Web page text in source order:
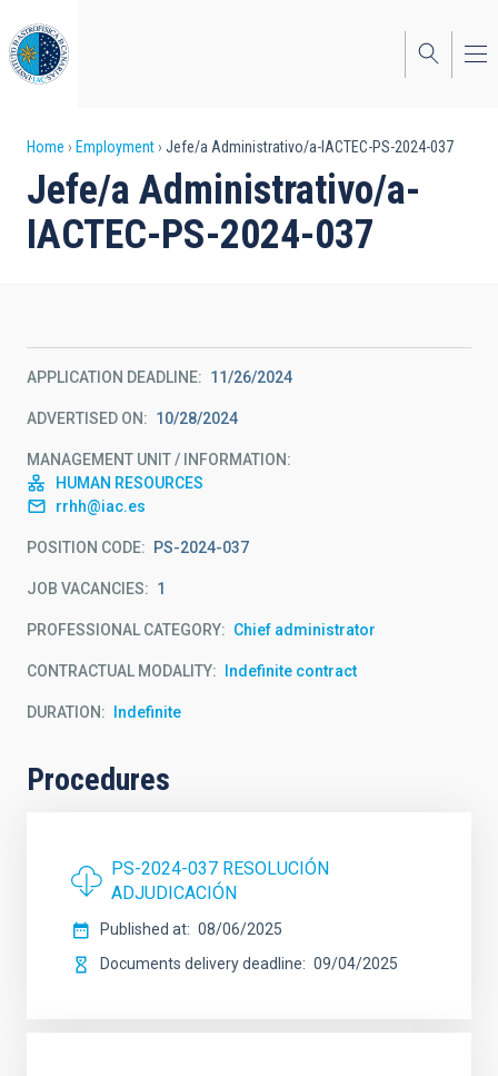
to
main
content
Breadcrumb
Home Employment Jefe/a Administrativo/a-IACTEC-PS-2024-037
Jefe/a Administrativo/a-
IACTEC-PS-2024-037
APPLICATION DEADLINE 11/26/2024
ADVERTISED ON 10/28/2024
MANAGEMENT UNIT / INFORMATION
HUMAN RESOURCES
rrhh@iac.es
POSITION CODE PS-2024-037
JOB VACANCIES 1
PROFESSIONAL CATEGORY Chief administrator
CONTRACTUAL MODALITY Indefinite contract
DURATION Indefinite
Procedures
PS-2024-037 RESOLUCIÓN
ADJUDICACIÓN
Published at
08/06/2025
Documents delivery deadline
09/04/2025